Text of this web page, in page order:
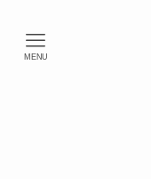
MENU